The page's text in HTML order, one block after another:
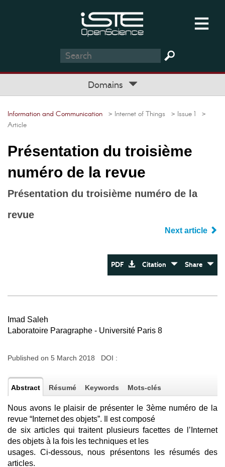
Domains
Information and Communication > Internet of Things > Issue 1 >
Article
Présentation du troisième
numéro de la revue
Présentation du troisième numéro de la
revue
Next article
PDF Citation Share
Imad Saleh
Laboratoire Paragraphe - Université Paris 8
Published on 5 March 2018 DOI :
Abstract Résumé Keywords Mots-clés
Nous avons le plaisir de présenter le 3ème numéro de la
revue “Internet des objets”. Il est composé
de six articles qui traitent plusieurs facettes de l’Internet
des objets à la fois les techniques et les
usages. Ci-dessous, nous présentons les résumés des
articles.